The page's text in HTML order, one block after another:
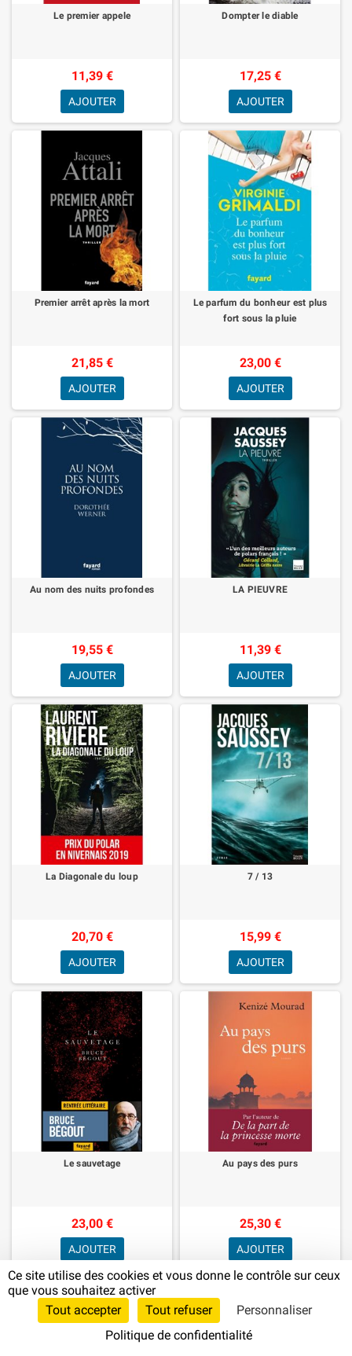
Le premier appele
11,39 €
AJOUTER
Dompter le diable
17,25 €
AJOUTER
Premier arrêt après la mort
21,85 €
AJOUTER
Le parfum du bonheur est plus
fort sous la pluie
23,00 €
AJOUTER
Au nom des nuits profondes
19,55 €
AJOUTER
LA PIEUVRE
11,39 €
AJOUTER
La Diagonale du loup
20,70 €
AJOUTER
7 / 13
15,99 €
AJOUTER
Le sauvetage
23,00 €
AJOUTER
Au pays des purs
25,30 €
AJOUTER
Ce site utilise des cookies et vous donne le contrôle sur ceux
que vous souhaitez activer
Tout accepter
Tout refuser
Personnaliser
Politique de confidentialité